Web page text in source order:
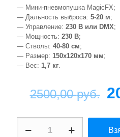
— Мини-пневмопушка MagicFX;
— Дальность выброса: 5-20 м;
— Управление: 230 В или DMX;
— Мощность: 230 В;
— Стволы: 40-80 см;
— Размер: 150x120x170 мм;
— Вес: 1,7 кг.
2500,00руб.
Shot